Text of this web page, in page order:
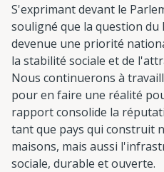
S'exprimant devant le
souligné que la question
devenue une priorité
la stabilité sociale et de
Nous continuerons à
pour en faire une réalité
rapport consolide la
tant que pays qui construit
maisons, mais aussi
sociale, durable et ouverte.